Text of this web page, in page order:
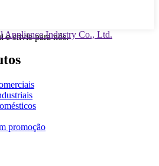
e envie para nós.
promoção